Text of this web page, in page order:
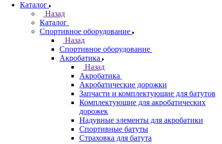
Каталог
Назад
Каталог
Спортивное оборудование
Назад
Спортивное оборудование
Акробатика
Назад
Акробатика
Акробатические дорожки
Запчасти и комплектующие для батутов
Комплектующие для акробатических
дорожек
Надувные элементы для акробатики
Спортивные батуты
Страховка для батута